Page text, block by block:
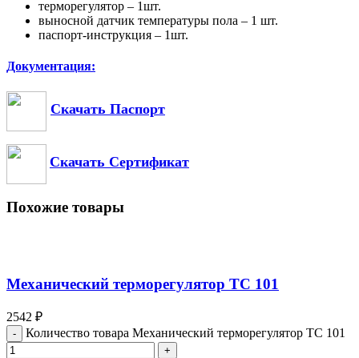
терморегулятор – 1шт.
выносной датчик температуры пола – 1 шт.
паспорт-инструкция – 1шт.
Документация:
Скачать Паспорт
Скачать Сертификат
Похожие товары
Механический терморегулятор ТС 101
2542 ₽
Количество товара Механический терморегулятор ТС 101